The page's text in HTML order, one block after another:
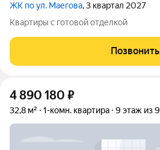
ЖК по ул. Маегова, 3 квартал 2027
Квартиры с готовой отделкой
Позвонить
4 890 180 ₽
32,8 м² 1-комн. квартира 9 этаж из 9